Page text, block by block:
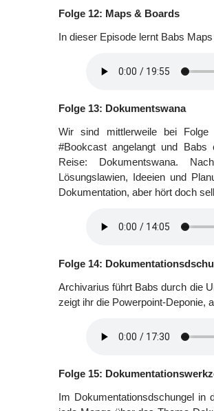
Folge 12: Maps & Boards
In dieser Episode lernt Babs
Folge 13: Dokumentswana
Wir sind mittlerweile bei
#Bookcast angelangt und
Reise: Dokumentswana.
Lösungslawien, Ideeien und
Dokumentation, aber hört doch
Folge 14:
Archivarius führt Babs durch die
zeigt ihr die Powerpoint-Deponie,
Folge 15:
Im Dokumentationsdschungel in